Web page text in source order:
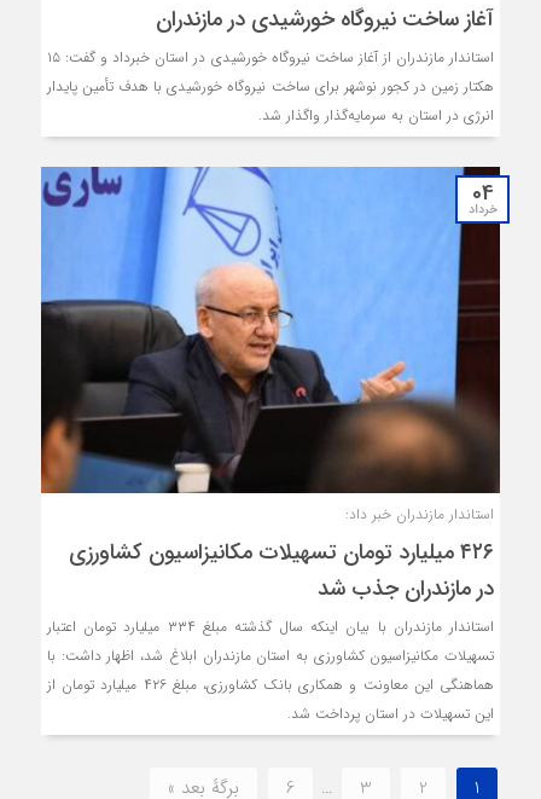
آغاز ساخت نیروگاه خورشیدی در مازندران
استاندار مازندران از آغاز ساخت نیروگاه خورشیدی در استان خبرداد و گفت: ۱۵
هکتار زمین در کجور نوشهر برای ساخت نیروگاه خورشیدی با هدف تأمین پایدار
انرژی در استان به سرمایه‌گذار واگذار شد.
04
خرداد
استاندار مازندران خبر داد:
۴۲۶ میلیارد تومان تسهیلات مکانیزاسیون کشاورزی
در مازندران جذب شد
استاندار مازندران با بیان اینکه سال گذشته مبلغ ۳۳۴ میلیارد تومان اعتبار
تسهیلات مکانیزاسیون کشاورزی به استان مازندران ابلاغ شد، اظهار داشت: با
هماهنگی این معاونت و همکاری بانک کشاورزی، مبلغ ۴۲۶ میلیارد تومان از
این تسهیلات در استان پرداخت شد.
1
2
3
…
6 برگهٔ بعد »